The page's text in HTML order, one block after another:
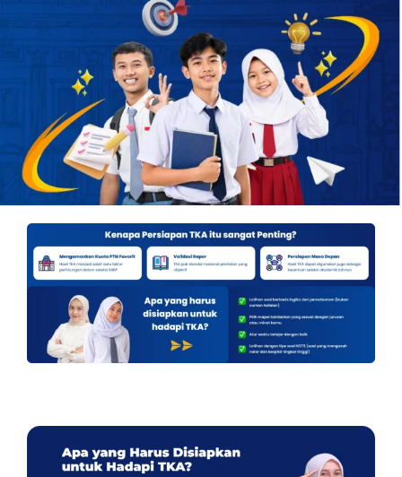
OUR PROGRAM
REGISTRATION
CONTACT US